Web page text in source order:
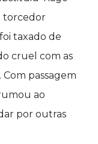
torcedor
taxado de
cruel com as
passagem
ao
por outras